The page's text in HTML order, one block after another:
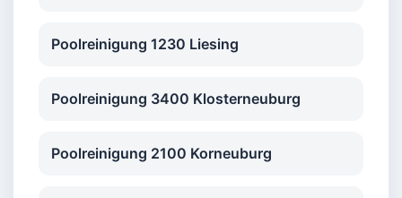
Poolreinigung 1230 Liesing
Poolreinigung 3400 Klosterneuburg
Poolreinigung 2100 Korneuburg